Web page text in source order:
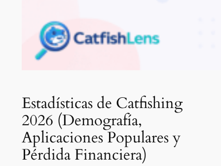
Estadísticas de Catfishing
2026 (Demografía,
Aplicaciones Populares y
Pérdida Financiera)